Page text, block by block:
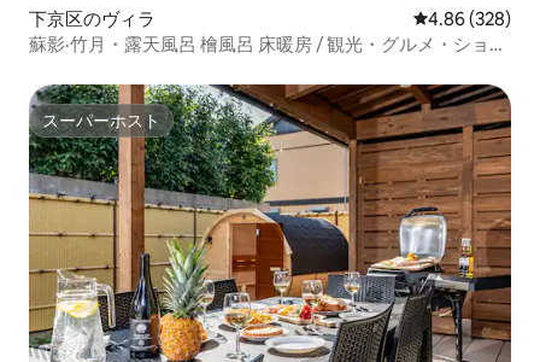
下京区のヴィラ レビュー328
4.86 (328)
蘇影·竹月・露天風呂 檜風呂 床暖房 / 観光・グルメ・ショッ
スーパーホスト
スーパーホスト